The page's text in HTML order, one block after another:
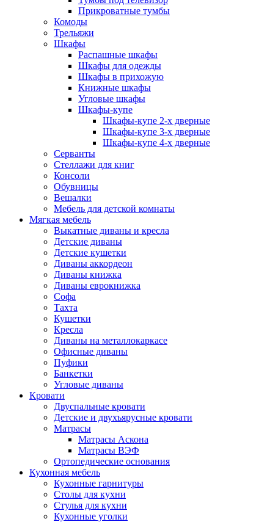
Прикроватные тумбы
Комоды
Трельяжи
Шкафы
Распашные шкафы
Шкафы для одежды
Шкафы в прихожую
Книжные шкафы
Угловые шкафы
Шкафы-купе
Шкафы-купе 2-x дверные
Шкафы-купе 3-х дверные
Шкафы-купе 4-х дверные
Серванты
Стеллажи для книг
Консоли
Обувницы
Вешалки
Мебель для детской комнаты
Мягкая мебель
Выкатные диваны и кресла
Детские диваны
Детские кушетки
Диваны аккордеон
Диваны книжка
Диваны еврокнижка
Софа
Тахта
Кушетки
Кресла
Диваны на металлокаркасе
Офисные диваны
Пуфики
Банкетки
Угловые диваны
Кровати
Двуспальные кровати
Детские и двухъярусные кровати
Матрасы
Матрасы Аскона
Матрасы ВЭФ
Ортопедические основания
Кухонная мебель
Кухонные гарнитуры
Столы для кухни
Стулья для кухни
Кухонные уголки